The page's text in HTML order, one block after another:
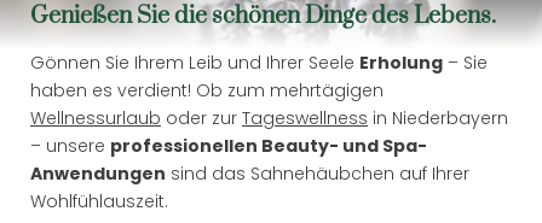
Genießen Sie die schönen Dinge des Lebens.
Gönnen Sie Ihrem Leib und Ihrer Seele Erholung – Sie
haben es verdient! Ob zum mehrtägigen
Wellnessurlaub oder zur Tageswellness in Niederbayern
– unsere professionellen Beauty- und Spa-
Anwendungen sind das Sahnehäubchen auf Ihrer
Wohlfühlauszeit.